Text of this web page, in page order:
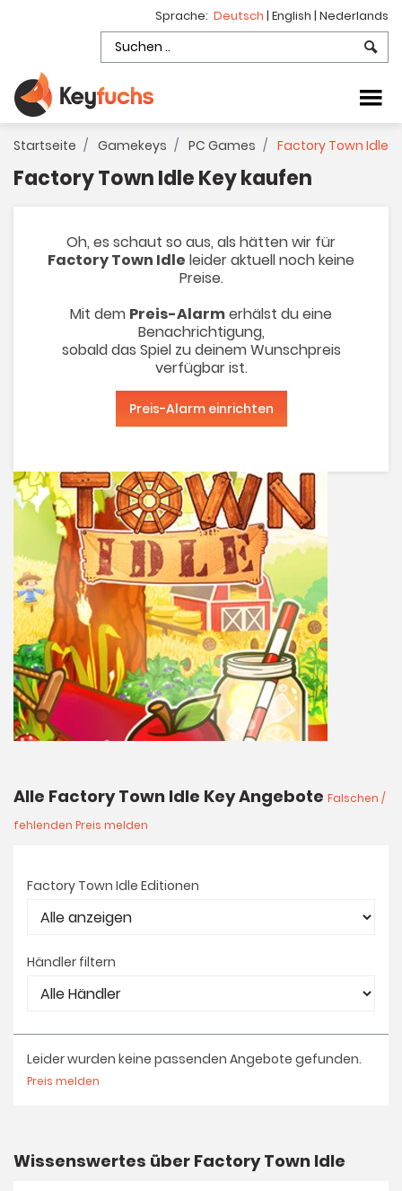
Sprache: Deutsch | English | Nederlands
Startseite Gamekeys PC Games Factory Town Idle
Factory Town Idle Key kaufen
Oh, es schaut so aus, als hätten wir für
Factory Town Idle leider aktuell noch keine
Preise.
Mit dem Preis-Alarmerhälst du eine
Benachrichtigung,
sobald das Spiel zu deinem Wunschpreis
verfügbar ist.
Preis-Alarm einrichten
Alle Factory Town Idle Key Angebote Falschen /
fehlenden Preis melden
Factory Town Idle Editionen
Händler filtern
Leider wurden keine passenden Angebote gefunden.
Preis melden
Wissenswertes über Factory Town Idle